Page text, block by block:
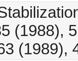
(1988),
(1989),